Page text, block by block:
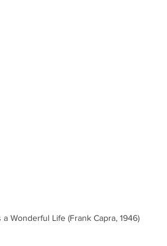
a Wonderful Life (Frank Capra, 1946)